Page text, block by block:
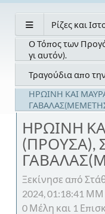
Ρίζες και
Ο Τόπος των
γι αυτόν).
Τραγούδια απο
ΗΡΩΙΝΗ ΚΑΙ
ΗΡΩΙΝΗ
(ΠΡΟΥΣΑ),
Ξεκίνησε από
2024, 01:18:41 ΜΜ
0 Μέλη και 1